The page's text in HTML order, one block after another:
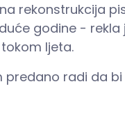
rekonstrukcija
godine -
ljeta.
radi da